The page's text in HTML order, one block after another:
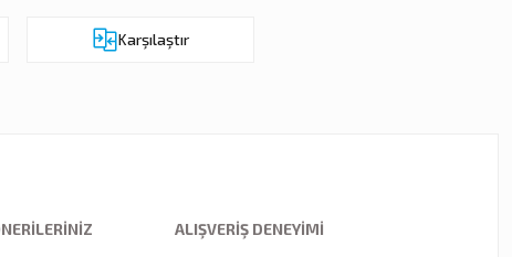
Karşılaştır
ALIŞVERIŞ DENEYIMI